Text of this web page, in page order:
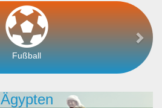
Fußball
Ägypten